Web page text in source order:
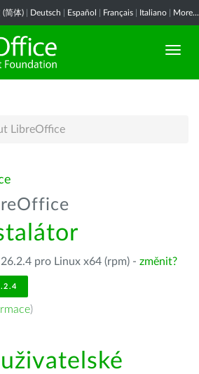
(简体) Deutsch Español Français Italiano More...
LibreOffice
pro Linux x64 (rpm) - změnit?
)